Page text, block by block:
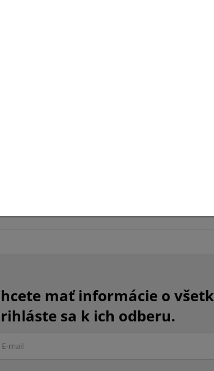
je nutné
mať informácie o
sa k ich odberu.